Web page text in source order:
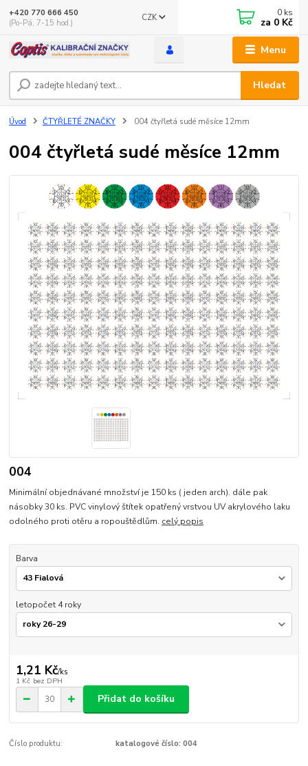
Menu
CZK
Hledat
+420 770 666 450
(Po-Pá, 7-15 hod.)
0 ks
za 0 Kč
Úvod ČTYŘLETÉ ZNAČKY 004 čtyřletá sudé měsíce 12mm
004 čtyřletá sudé měsíce 12mm
004
Minimální objednávané množství je 150 ks ( jeden arch). dále pak
násobky 30 ks. PVC vinylový štítek opatřený vrstvou UV akrylového laku
odolného proti otěru a ropouštědlům. celý popis
Barva
letopočet 4 roky
1,21 Kč/ks
1 Kč bez DPH
Přidat do košíku
Číslo produktu: katalogové číslo: 004